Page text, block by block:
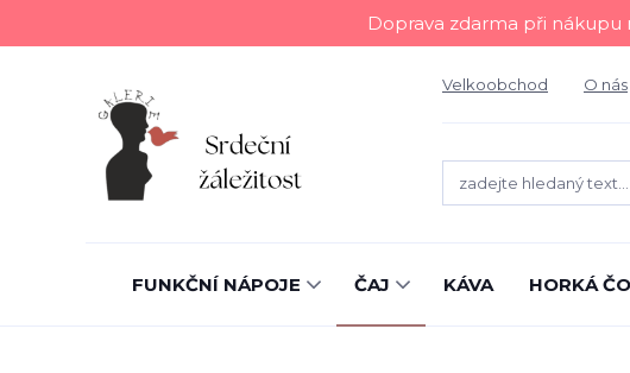
Doprava zdarma při nákupu
Velkoobchod O nás
FUNKČNÍ NÁPOJE ČAJ KÁVA HORKÁ